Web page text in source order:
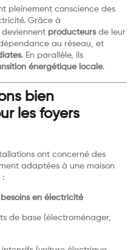
pleinement conscience des
Grâce à
deviennent producteursde leur
au réseau, et
. En parallèle, ils
énergétique locale.
bien
les foyers
ont concerné des
adaptées à une maison
:
besoins en électricité
de base (électroménager,